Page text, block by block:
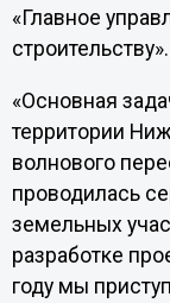
«Главное
строительству».
«Основная
территории
волнового
проводилась
земельных
разработке
году мы